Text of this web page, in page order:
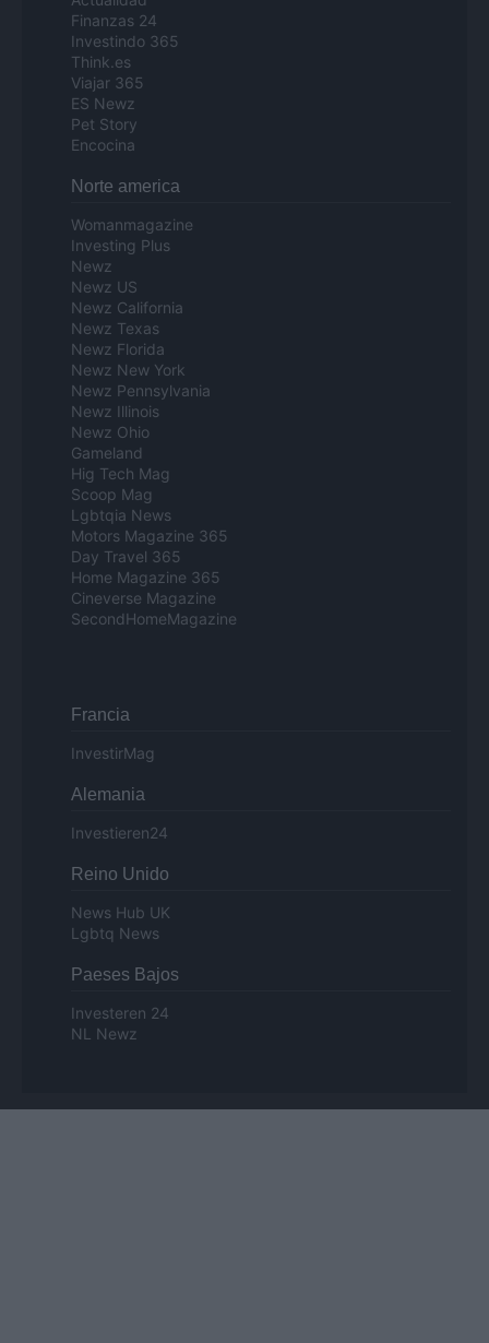
Finanzas 24
Investindo 365
Think.es
Viajar 365
ES Newz
Pet Story
Encocina
Norte america
Womanmagazine
Investing Plus
Newz
Newz US
Newz California
Newz Texas
Newz Florida
Newz New York
Newz Pennsylvania
Newz Illinois
Newz Ohio
Gameland
Hig Tech Mag
Scoop Mag
Lgbtqia News
Motors Magazine 365
Day Travel 365
Home Magazine 365
Cineverse Magazine
SecondHomeMagazine
Francia
InvestirMag
Alemania
Investieren24
Reino Unido
News Hub UK
Lgbtq News
Paeses Bajos
Investeren 24
NL Newz